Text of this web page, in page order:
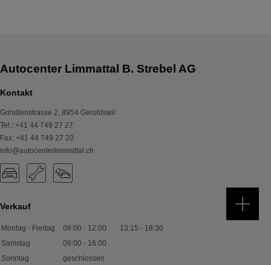
Kontakt
Grindlenstrasse 2, 8954 Geroldswil
Tel.: +41 44 749 27 27
Fax: +41 44 749 27 20
info@autocenterlimmattal.ch
Verkauf
Montag - Freitag 08:00 - 12:00 13:15 - 18:30
Samstag
09:00 - 16:00
Sonntag
geschlossen